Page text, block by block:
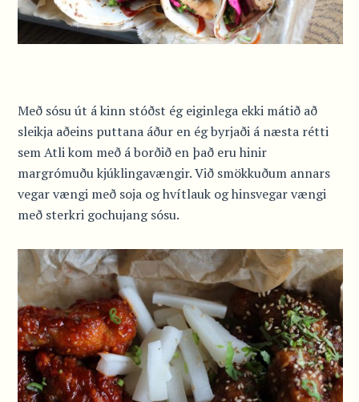
Með sósu út á kinn stóðst ég eiginlega ekki mátið að
sleikja aðeins puttana áður en ég byrjaði á næsta rétti
sem Atli kom með á borðið en það eru hinir
margrómuðu kjúklingavængir. Við smökkuðum annars
vegar vængi með soja og hvítlauk og hinsvegar vængi
með sterkri gochujang sósu.